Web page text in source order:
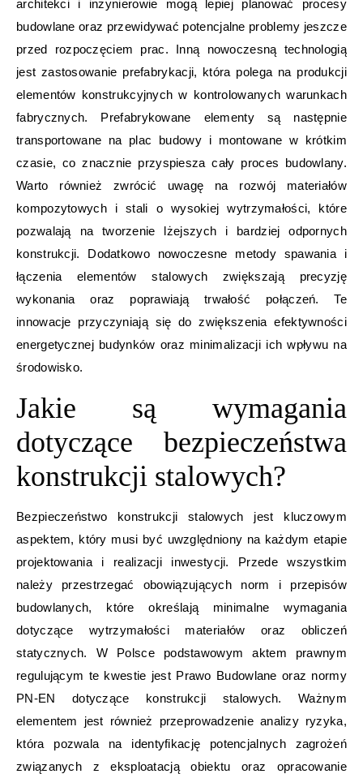
architekci i inżynierowie mogą lepiej planować procesy
budowlane oraz przewidywać potencjalne problemy jeszcze
przed rozpoczęciem prac. Inną nowoczesną technologią
jest zastosowanie prefabrykacji, która polega na produkcji
elementów konstrukcyjnych w kontrolowanych warunkach
fabrycznych. Prefabrykowane elementy są następnie
transportowane na plac budowy i montowane w krótkim
czasie, co znacznie przyspiesza cały proces budowlany.
Warto również zwrócić uwagę na rozwój materiałów
kompozytowych i stali o wysokiej wytrzymałości, które
pozwalają na tworzenie lżejszych i bardziej odpornych
konstrukcji. Dodatkowo nowoczesne metody spawania i
łączenia elementów stalowych zwiększają precyzję
wykonania oraz poprawiają trwałość połączeń. Te
innowacje przyczyniają się do zwiększenia efektywności
energetycznej budynków oraz minimalizacji ich wpływu na
środowisko.
Jakie są wymagania
dotyczące bezpieczeństwa
konstrukcji stalowych?
Bezpieczeństwo konstrukcji stalowych jest kluczowym
aspektem, który musi być uwzględniony na każdym etapie
projektowania i realizacji inwestycji. Przede wszystkim
należy przestrzegać obowiązujących norm i przepisów
budowlanych, które określają minimalne wymagania
dotyczące wytrzymałości materiałów oraz obliczeń
statycznych. W Polsce podstawowym aktem prawnym
regulującym te kwestie jest Prawo Budowlane oraz normy
PN-EN dotyczące konstrukcji stalowych. Ważnym
elementem jest również przeprowadzenie analizy ryzyka,
która pozwala na identyfikację potencjalnych zagrożeń
związanych z eksploatacją obiektu oraz opracowanie